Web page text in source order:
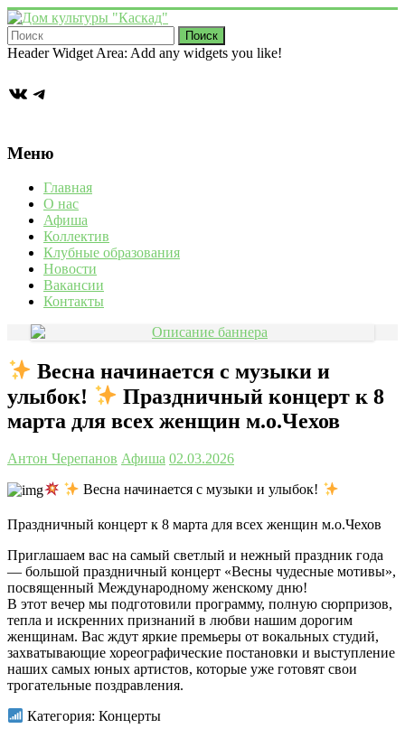
Перейти
к
содержимому
Дом
"Каскад"
в
Васькино
городского
округа
Чехов
Header Widget Area: Add any widgets you like!
ВКонтакте
Telegram
Меню
Главная
О нас
Афиша
Коллектив
Клубные образования
Новости
Вакансии
Контакты
Весна начинается с музыки и
улыбок!
Праздничный концерт к 8
марта для всех женщин м.о.Чехов
Антон Черепанов Афиша 02.03.2026
Весна начинается с музыки и улыбок!
Праздничный концерт к 8 марта для всех женщин м.о.Чехов
Приглашаем вас на самый светлый и нежный праздник года
— большой праздничный концерт «Весны чудесные мотивы»,
посвященный Международному женскому дню!
В этот вечер мы подготовили программу, полную сюрпризов,
тепла и искренних признаний в любви нашим дорогим
женщинам. Вас ждут яркие премьеры от вокальных студий,
захватывающие хореографические постановки и выступление
наших самых юных артистов, которые уже готовят свои
трогательные поздравления.
Категория: Концерты